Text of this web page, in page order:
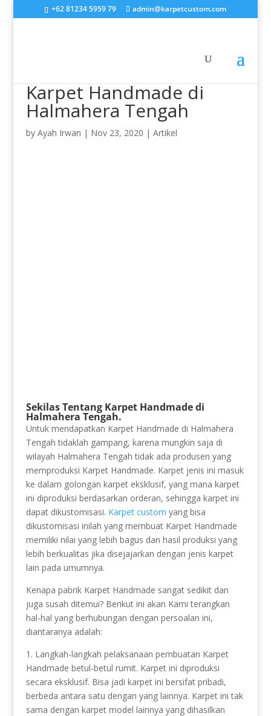
+62 81234 5959 79 admin@karpetcustom.com
Karpet Handmade di
Halmahera Tengah
by Ayah Irwan | Nov 23, 2020 | Artikel
Sekilas Tentang Karpet Handmade di
Halmahera Tengah.
Untuk mendapatkan Karpet Handmade di Halmahera
Tengah tidaklah gampang, karena mungkin saja di
wilayah Halmahera Tengah tidak ada produsen yang
memproduksi Karpet Handmade. Karpet jenis ini masuk
ke dalam golongan karpet eksklusif, yang mana karpet
ini diproduksi berdasarkan orderan, sehingga karpet ini
dapat dikustomisasi. Karpet custom yang bisa
dikustomisasi inilah yang membuat Karpet Handmade
memiliki nilai yang lebih bagus dan hasil produksi yang
lebih berkualitas jika disejajarkan dengan jenis karpet
lain pada umumnya.
Kenapa pabrik Karpet Handmade sangat sedikit dan
juga susah ditemui? Berikut ini akan Kami terangkan
hal-hal yang berhubungan dengan persoalan ini,
diantaranya adalah:
1. Langkah-langkah pelaksanaan pembuatan Karpet
Handmade betul-betul rumit. Karpet ini diproduksi
secara eksklusif. Bisa jadi karpet ini bersifat pribadi,
berbeda antara satu dengan yang lainnya. Karpet ini tak
sama dengan karpet model lainnya yang dihasilkan